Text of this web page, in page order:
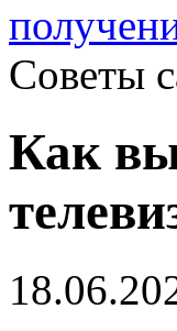
Советы
Как